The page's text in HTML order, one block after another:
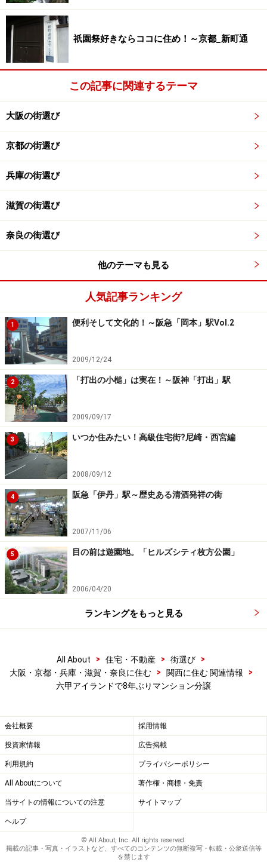
ガーデンレジデンス(キッズルーム、パーティールーム)
など
次のページでは仕様や間取図についてご紹介していま
※記事内容は執筆時点のものです。最新の内容をご確認くださ
い。
祇園祭好きならココに住め！～京都_新町通
この記事に関連するテーマ
大阪の街選び
京都の街選び
兵庫の街選び
滋賀の街選び
奈良の街選び
他のテーマも見る
人気記事ランキング
1 便利そして文化的！～阪急「岡本」駅Vol.2
2009/12/24
2 「打出の小槌」は実在！～阪神「打出」駅
2009/09/17
3 いつか住みたい！高級住宅街?尼崎・西宮編
2008/09/12
4 阪急「伊丹」駅～歴史ある清酒発祥の街
2007/11/06
5 目の前は遊園地。「ヒルズシティ枚方公園」
2006/04/20
ランキングをもっと見る
All About > 住宅・不動産 > 街選び
>
大阪・京都・兵庫・滋賀・奈良に住む
> 関西に住む 関連情報
>
六甲アイランドで8年ぶりマンション分譲
会社概要 採用情報
投資家情報 広告掲載
利用規約 プライバシーポリシー
All Aboutについて 著作権・商標・免責
当サイトの情報についての注意 サイトマップ
ヘルプ
© All About, Inc. All rights reserved.
掲載の記事・写真・イラストなど、すべてのコンテンツの無断複写・転載・公衆送信等
を禁じます